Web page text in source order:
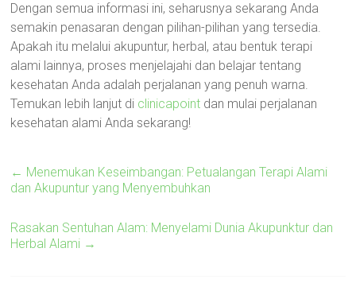
Dengan semua informasi ini, seharusnya sekarang Anda
semakin penasaran dengan pilihan-pilihan yang tersedia.
Apakah itu melalui akupuntur, herbal, atau bentuk terapi
alami lainnya, proses menjelajahi dan belajar tentang
kesehatan Anda adalah perjalanan yang penuh warna.
Temukan lebih lanjut di clinicapoint dan mulai perjalanan
kesehatan alami Anda sekarang!
← Menemukan Keseimbangan: Petualangan Terapi Alami
dan Akupuntur yang Menyembuhkan
Rasakan Sentuhan Alam: Menyelami Dunia Akupunktur dan
Herbal Alami →